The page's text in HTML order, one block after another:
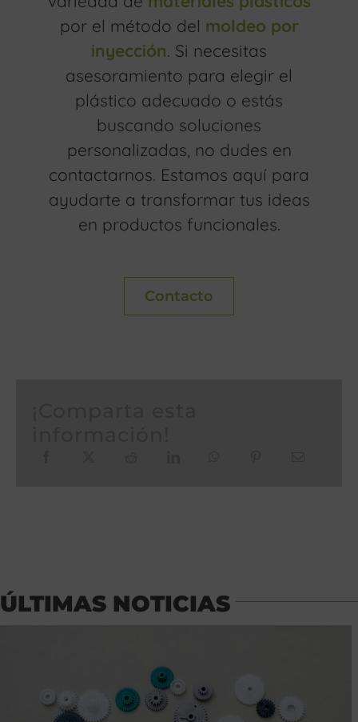
por el método del moldeo por
inyección. Si necesitas
asesoramiento para elegir el
plástico adecuado o estás
buscando soluciones
personalizadas, no dudes en
contactarnos. Estamos aquí para
ayudarte a transformar tus ideas
en productos funcionales.
Contacto
ÚLTIMAS NOTICIAS